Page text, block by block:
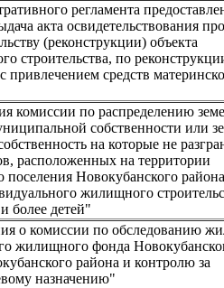
регламента
акта освидетельствования
(реконструкции) объекта
строительства, по
привлечением средств
комиссии по распределению
собственности или
на которые не
расположенных на территории
поселения Новокубанского
жилищного
более детей"
о комиссии по обследованию
жилищного фонда
района и контролю за
назначению"